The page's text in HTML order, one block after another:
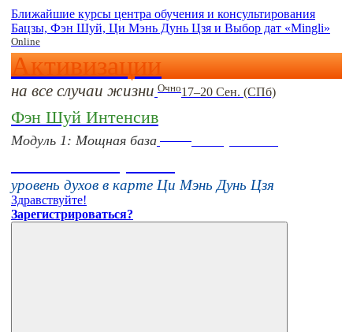
Ближайшие курсы центра обучения и консультирования
Бацзы, Фэн Шуй, Ци Мэнь Дунь Цзя и Выбор дат «Mingli»
Online
Активизации
на все случаи жизни Очно17–20 Сен. (СПб)
Фэн Шуй Интенсив
Модуль 1: Мощная база
уровень духов в карте Ци Мэнь Дунь Цзя
Здравствуйте!
Зарегистрироваться?